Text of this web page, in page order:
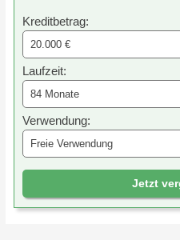
Kreditbetrag:
Laufzeit:
Verwendung:
Jetzt